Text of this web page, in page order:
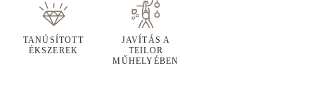
TANÚSÍTOTT
ÉKSZEREK
JAVÍTÁS A
TEILOR
MŰHELYÉBEN